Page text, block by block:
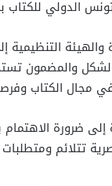
الدولي للكتاب
والمضمون
مجال الكتاب
إلى ضرورة
تتلائم ومتطلبات